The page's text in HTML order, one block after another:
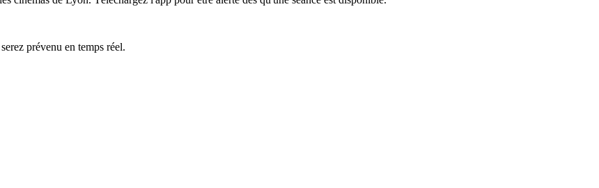
prévenu en temps réel.